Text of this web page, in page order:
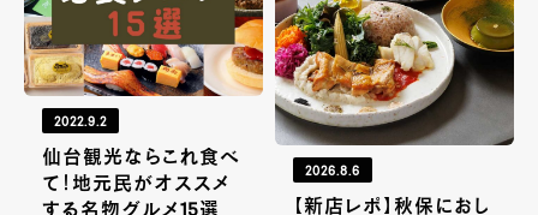
2022.9.2
仙台観光ならこれ食べ
て！地元民がオススメ
2026.8.6
【新店レポ】秋保におし